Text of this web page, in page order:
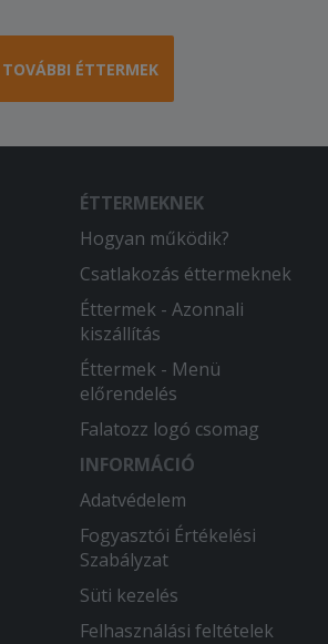
TOVÁBBI ÉTTERMEK
ÉTTERMEKNEK
Hogyan működik?
Csatlakozás éttermeknek
Éttermek - Azonnali
kiszállítás
Éttermek - Menü
előrendelés
Falatozz logó csomag
INFORMÁCIÓ
Adatvédelem
Fogyasztói Értékelési
Szabályzat
Süti kezelés
Felhasználási feltételek